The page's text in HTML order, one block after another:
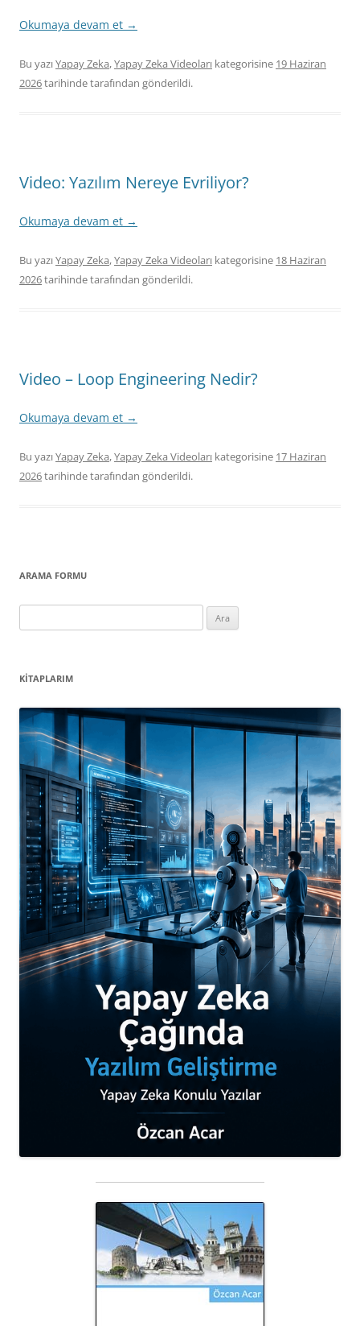
Okumaya devam et →
Bu yazıYapay Zeka,Yapay Zeka Videoları kategorisine 19 Haziran
2026tarihindetarafından gönderildi.
Video: Yazılım Nereye Evriliyor?
Okumaya devam et →
Bu yazıYapay Zeka,Yapay Zeka Videoları kategorisine 18 Haziran
2026tarihindetarafından gönderildi.
Video – Loop Engineering Nedir?
Okumaya devam et →
Bu yazıYapay Zeka,Yapay Zeka Videoları kategorisine 17 Haziran
2026tarihindetarafından gönderildi.
ARAMA FORMU
KITAPLARIM